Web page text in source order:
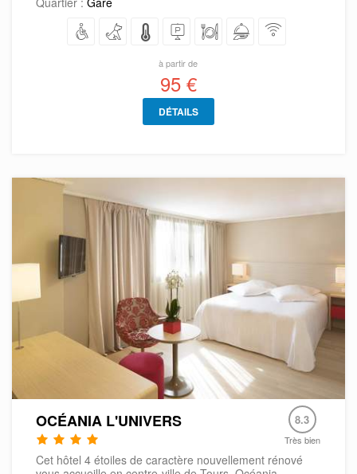
à partir de
95 €
DÉTAILS
OCÉANIA L'UNIVERS 8.3
Très bien
Cet hôtel 4 étoiles de caractère nouvellement rénové